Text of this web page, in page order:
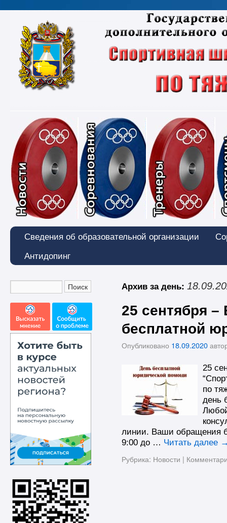
Новости Соревнования
Сведения об образовательной организации
Антидопинг
Архив за день:
25 сентября
бесплатной
Опубликовано 18.09.2020
25
по
день
линии. Ваши обращения
9:00 до … Читать далее
Рубрика: Новости |